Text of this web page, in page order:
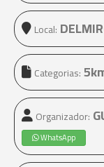
Local:
Categorias:
Organizador:
WhatsApp